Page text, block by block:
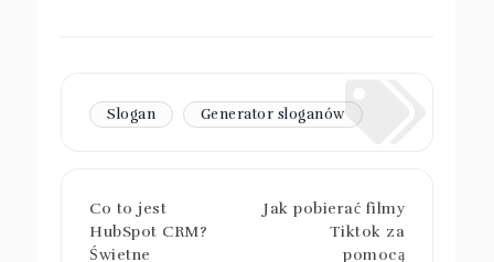
Slogan Generator sloganów
Co to jest
HubSpot CRM?
Świetne
Jak pobierać filmy
Tiktok za
pomocą